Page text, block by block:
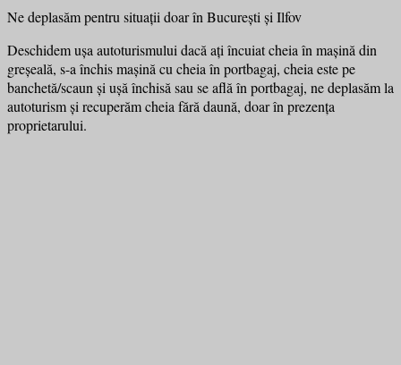
Ne deplasăm pentru situații doar în București și Ilfov
Deschidem ușa autoturismului dacă ați încuiat cheia în mașină din
greșeală, s-a închis mașină cu cheia în portbagaj, cheia este pe
banchetă/scaun și ușă închisă sau se află în portbagaj, ne deplasăm la
autoturism și recuperăm cheia fără daună, doar în prezența
proprietarului.